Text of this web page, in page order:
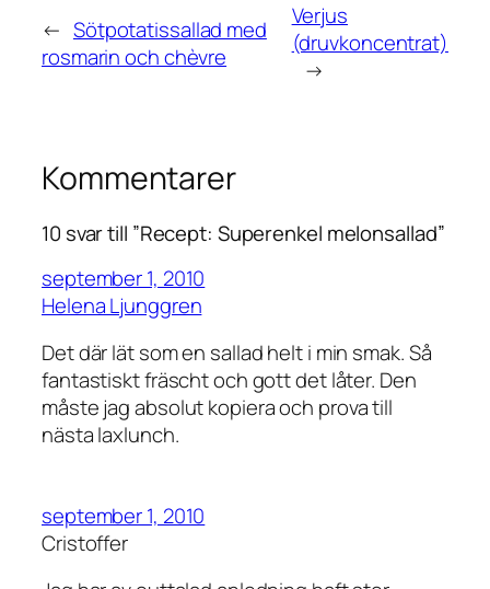
← Sötpotatissallad med
rosmarin och chèvre
Verjus
(druvkoncentrat)
→
Kommentarer
10 svar till ”Recept: Superenkel melonsallad”
september 1, 2010
Helena Ljunggren
Det där lät som en sallad helt i min smak. Så
fantastiskt fräscht och gott det låter. Den
måste jag absolut kopiera och prova till
nästa laxlunch.
september 1, 2010
Cristoffer